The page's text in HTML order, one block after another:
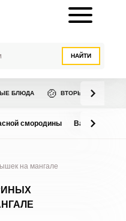
НАЙТИ
БЛЮДА 🍲 ВТОРЫЕ БЛЮДА
смородины Варенье из
на мангале